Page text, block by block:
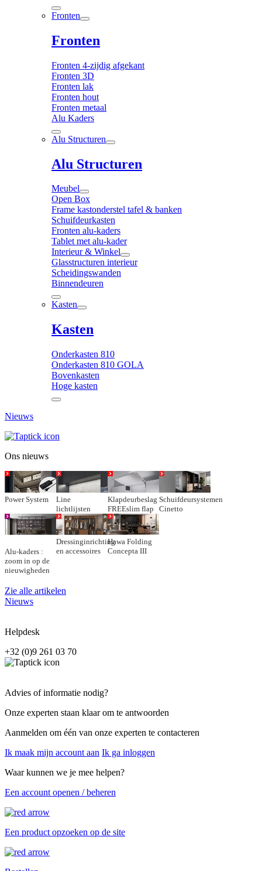
Fronten
Fronten
Fronten 4-zijdig afgekant
Fronten 3D
Fronten lak
Fronten hout
Fronten metaal
Alu Kaders
Alu Structuren
Alu Structuren
Meubel
Open Box
Frame kastonderstel tafel & banken
Schuifdeurkasten
Fronten alu-kaders
Tablet met alu-kader
Interieur & Winkel
Glasstructuren interieur
Scheidingswanden
Binnendeuren
Kasten
Kasten
Onderkasten 810
Onderkasten 810 GOLA
Bovenkasten
Hoge kasten
Nieuws
Ons nieuws
Power System
Line
lichtlijsten
Klapdeurbeslag
FREEslim flap
Schuifdeursystemen
Cinetto
Alu-kaders :
zoom in op de
nieuwigheden
Dressinginrichting
en accessoires
Hawa Folding
Concepta III
Zie alle artikelen
Nieuws
Helpdesk
+32 (0)9 261 03 70
Advies of informatie nodig?
Onze experten staan klaar om te antwoorden
Aanmelden om één van onze experten te contacteren
Ik maak mijn account aan Ik ga inloggen
Waar kunnen we je mee helpen?
Een account openen / beheren
Een product opzoeken op de site